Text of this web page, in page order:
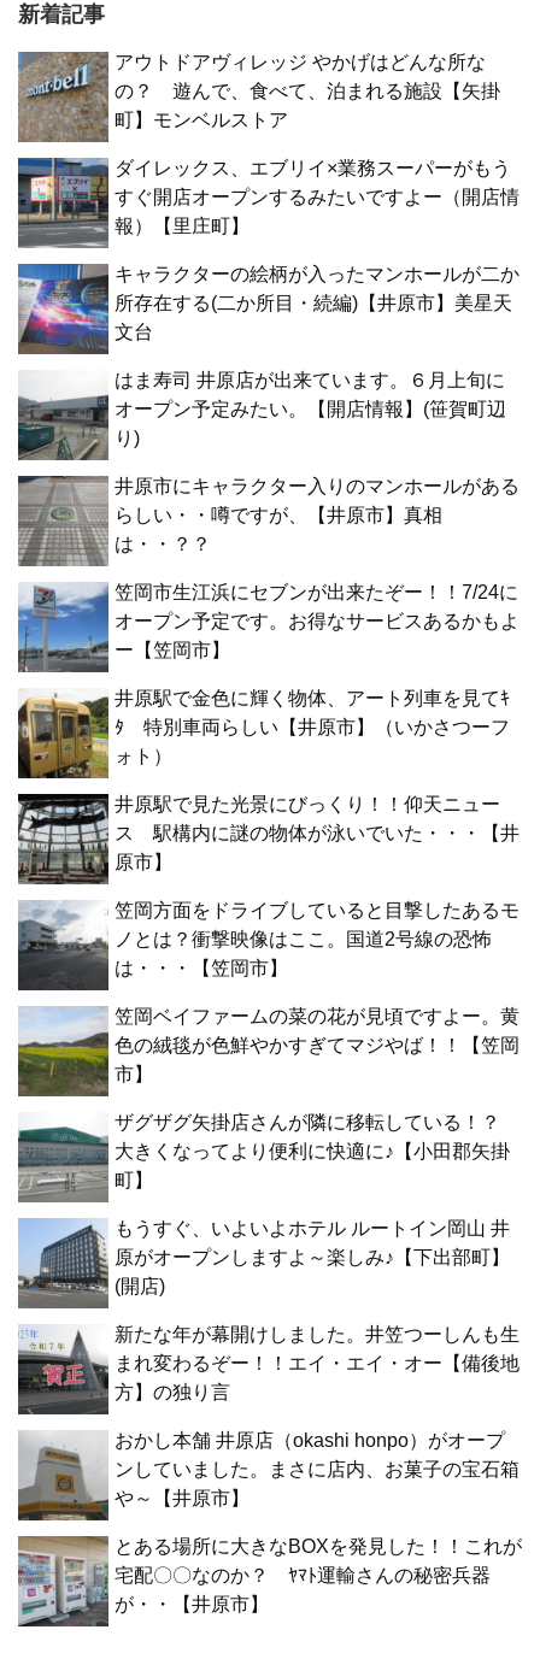
新着記事
アウトドアヴィレッジ やかげはどんな所な
の？ 遊んで、食べて、泊まれる施設【矢掛
町】モンベルストア
ダイレックス、エブリイ×業務スーパーがもう
すぐ開店オープンするみたいですよー（開店情
報）【里庄町】
キャラクターの絵柄が入ったマンホールが二か
所存在する(二か所目・続編)【井原市】美星天
文台
はま寿司 井原店が出来ています。６月上旬に
オープン予定みたい。【開店情報】(笹賀町辺
り)
井原市にキャラクター入りのマンホールがある
らしい・・噂ですが、【井原市】真相
は・・？？
笠岡市生江浜にセブンが出来たぞー！！7/24に
オープン予定です。お得なサービスあるかもよ
ー【笠岡市】
井原駅で金色に輝く物体、アート列車を見てｷ
ﾀ 特別車両らしい【井原市】（いかさつーフ
ォト）
井原駅で見た光景にびっくり！！仰天ニュー
ス 駅構内に謎の物体が泳いでいた・・・【井
原市】
笠岡方面をドライブしていると目撃したあるモ
ノとは？衝撃映像はここ。国道2号線の恐怖
は・・・【笠岡市】
笠岡ベイファームの菜の花が見頃ですよー。黄
色の絨毯が色鮮やかすぎてマジやば！！【笠岡
市】
ザグザグ矢掛店さんが隣に移転している！？
大きくなってより便利に快適に♪【小田郡矢掛
町】
もうすぐ、いよいよホテル ルートイン岡山 井
原がオープンしますよ～楽しみ♪【下出部町】
(開店)
新たな年が幕開けしました。井笠つーしんも生
まれ変わるぞー！！エイ・エイ・オー【備後地
方】の独り言
おかし本舗 井原店（okashi honpo）がオープ
ンしていました。まさに店内、お菓子の宝石箱
や～【井原市】
とある場所に大きなBOXを発見した！！これが
宅配〇〇なのか？ ﾔﾏﾄ運輸さんの秘密兵器
が・・【井原市】